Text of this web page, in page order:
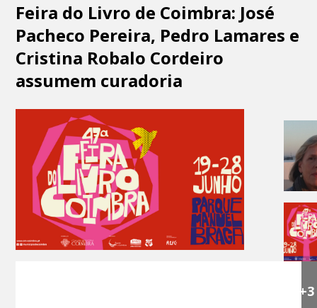
Feira do Livro de Coimbra: José
Pacheco Pereira, Pedro Lamares e
Cristina Robalo Cordeiro
assumem curadoria
+3